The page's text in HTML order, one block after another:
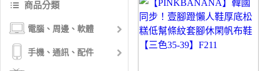
商品分類
電腦、周邊、軟體
手機、通訊、配件